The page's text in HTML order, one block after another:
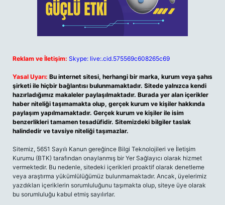
Reklam ve İletişim: Skype: live:.cid.575569c608265c69
Yasal Uyarı: Bu internet sitesi, herhangi bir marka, kurum veya şahıs
şirketi ile hiçbir bağlantısı bulunmamaktadır. Sitede yalnızca kendi
hazırladığımız makaleler paylaşılmaktadır. Burada yer alan içerikler
haber niteliği taşımamakta olup, gerçek kurum ve kişiler hakkında
paylaşım yapılmamaktadır. Gerçek kurum ve kişiler ile isim
benzerlikleri tamamen tesadüfidir. Sitemizdeki bilgiler taslak
halindedir ve tavsiye niteliği taşımazlar.
Sitemiz, 5651 Sayılı Kanun gereğince Bilgi Teknolojileri ve İletişim
Kurumu (BTK) tarafından onaylanmış bir Yer Sağlayıcı olarak hizmet
vermektedir. Bu nedenle, sitedeki içerikleri proaktif olarak denetleme
veya araştırma yükümlülüğümüz bulunmamaktadır. Ancak, üyelerimiz
yazdıkları içeriklerin sorumluluğunu taşımakta olup, siteye üye olarak
bu sorumluluğu kabul etmiş sayılırlar.